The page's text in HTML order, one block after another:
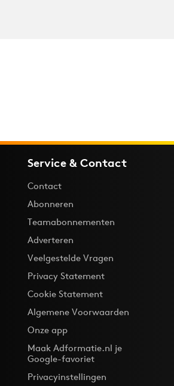
Service & Contact
Contact
Abonneren
Teamabonnementen
Adverteren
Veelgestelde Vragen
Privacy Statement
Cookie Statement
Algemene Voorwaarden
Onze app
Maak Adformatie.nl je
Google-favoriet
Privacyinstellingen